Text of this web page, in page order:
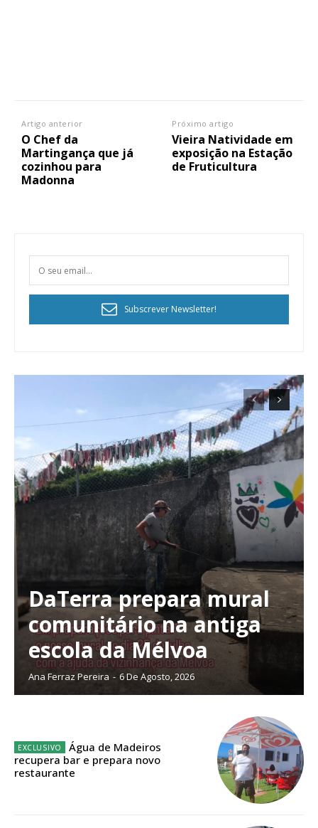
Planos de Assinatura
Faça-se assinante do Região de Cister e ajude-nos a manter este serviço
público!
Sendo assinante terá acesso a todos os conteúdos exclusivos e versões
Artigo anterior
O Chef da
Martingança que já
cozinhou para
Madonna
Próximo artigo
Vieira Natividade em
exposição na Estação
de Fruticultura
Subscrever Newsletter!
DaTerra prepara mural
comunitário na antiga
escola da Mélvoa
Ana Ferraz Pereira - 6 De Agosto, 2026
Água de Madeiros
recupera bar e prepara novo
restaurante